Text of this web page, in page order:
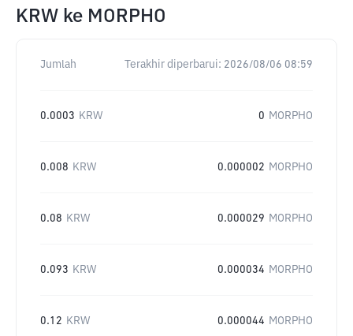
KRW ke MORPHO
Jumlah Terakhir diperbarui: 2026/08/06 08:59
0.0003 KRW 0 MORPHO
0.008 KRW 0.000002 MORPHO
0.08 KRW 0.000029 MORPHO
0.093 KRW 0.000034 MORPHO
0.12 KRW 0.000044 MORPHO